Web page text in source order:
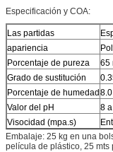
Especificación y COA:
Las partidas
apariencia
Porcentaje de pureza
65
Grado de sustitución
Porcentaje de humedad
Valor del pH
8
Visocidad (mpa.s)
Embalaje: 25 kg en una
película de plástico, 25 mts